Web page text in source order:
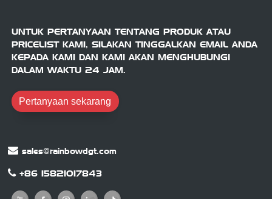
UNTUK PERTANYAAN TENTANG PRODUK ATAU
PRICELIST KAMI, SILAKAN TINGGALKAN EMAIL ANDA
KEPADA KAMI DAN KAMI AKAN MENGHUBUNGI
DALAM WAKTU 24 JAM.
Pertanyaan sekarang
sales@rainbowdgt.com
+86 15821017843